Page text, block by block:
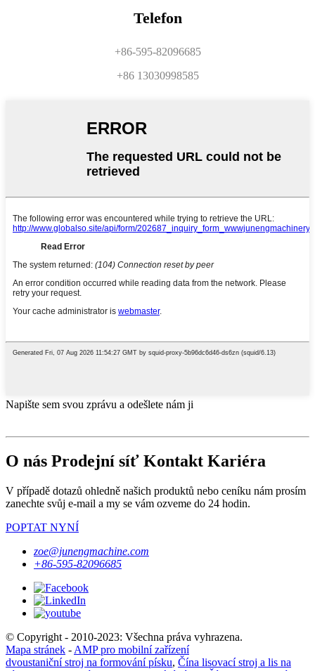
Telefon
+86-595-82096685
+86 13030998585
Napište sem svou zprávu a odešlete nám ji
O nás Prodejní síť Kontakt Kariéra
V případě dotazů ohledně našich produktů nebo ceníku nám prosím
zanechte svůj e-mail a my se vám ozveme do 24 hodin.
POPTAT NYNÍ
zoe@junengmachine.com
+86-595-82096685
© Copyright - 2010-2023: Všechna práva vyhrazena.
Mapa stránek - AMP pro mobilní zařízení
dvoustaniční stroj na formování písku, Čína lisovací stroj a lis na